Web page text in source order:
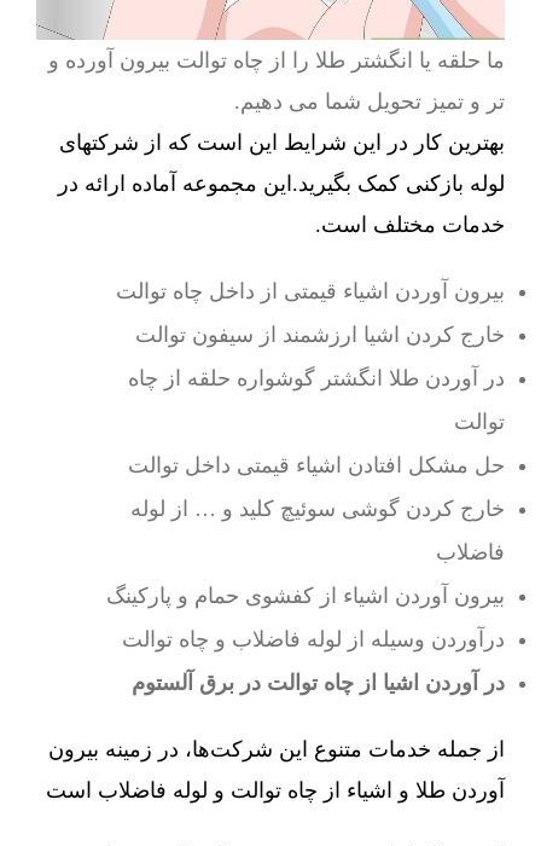
ما حلقه یا انگشتر طلا را از چاه توالت بیرون آورده و
تر و تمیز تحویل شما می دهیم.
بهترین کار در این شرایط این است که از شرکتهای
لوله بازکنی کمک بگیرید.این مجموعه آماده ارائه در
خدمات مختلف است.
بیرون آوردن اشیاء قیمتی از داخل چاه توالت
خارج کردن اشیا ارزشمند از سیفون توالت
در آوردن طلا انگشتر گوشواره حلقه از چاه
توالت
حل مشکل افتادن اشیاء قیمتی داخل توالت
خارج کردن گوشی سوئیچ کلید و … از لوله
فاضلاب
بیرون آوردن اشیاء از کفشوی حمام و پارکینگ
درآوردن وسیله از لوله فاضلاب و چاه توالت
در آوردن اشیا از چاه توالت در برق آلستوم
از جمله خدمات متنوع این شرکت‌ها، در زمینه بیرون
آوردن طلا و اشیاء از چاه توالت و لوله فاضلاب است